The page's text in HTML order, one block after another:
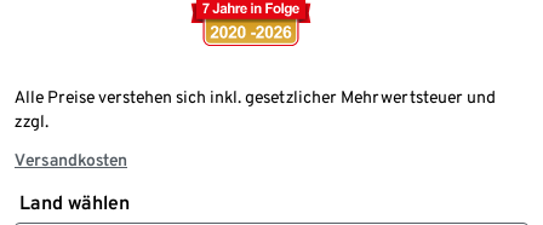
Alle Preise verstehen sich inkl. gesetzlicher Mehrwertsteuer und
zzgl.
Versandkosten
Land wählen